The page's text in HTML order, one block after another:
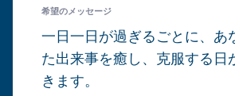
希望のメッセージ
一日一日が過ぎるごとに、あ
た出来事を癒し、克服する日
きます。
目を軽く閉じて、深呼吸を数
から息を吸い（3つ数え）、
きます（3つ数え）。さあ、
りを見回してください。以下